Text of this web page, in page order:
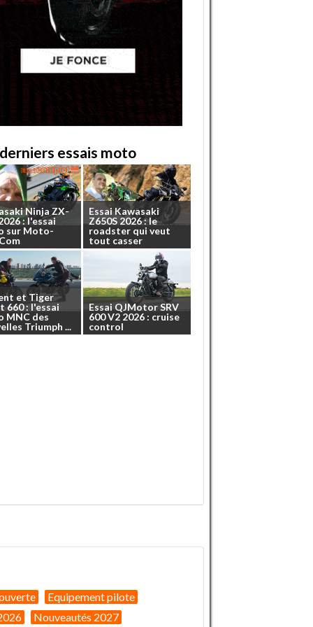
essais moto
Ninja ZX-
: l'essai
sur Moto-
EssaiKawasaki
Z650S 2026:le
roadster qui veut
tout casser
etTiger
660:l'essai
MNC des
Triumph ...
Essai QJMotorSRV
600V2 2026 : cruise
control
Equipement pilote
Nouveautés 2027